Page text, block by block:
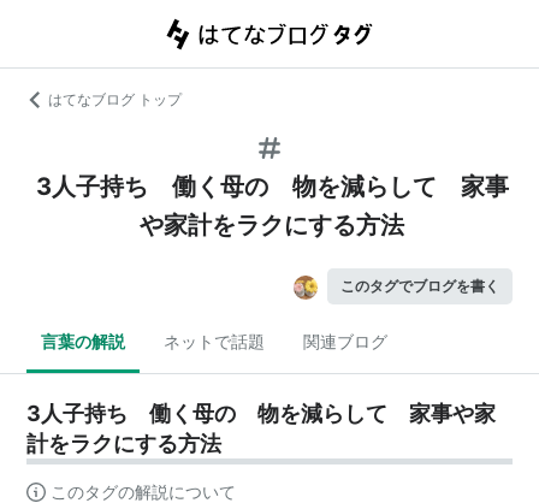
はてなブログ トップ
3人子持ち 働く母の 物を減らして 家事
や家計をラクにする方法
このタグでブログを書く
言葉の解説 ネットで話題 関連ブログ
3人子持ち 働く母の 物を減らして 家事や家
計をラクにする方法
このタグの解説について